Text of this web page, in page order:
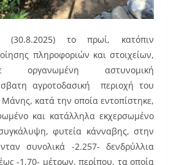
(30.8.2025) το πρωί, κατόπιν
πληροφοριών και στοιχείων,
οργανωμένη αστυνομική
αγροτοδασική περιοχή του
κατά την οποία εντοπίστηκε,
και κατάλληλα εκχερσωμένο
φυτεία κάνναβης, στην
συνολικά -2.257- δενδρύλλια
-1,70- μέτρων, περίπου, τα οποία